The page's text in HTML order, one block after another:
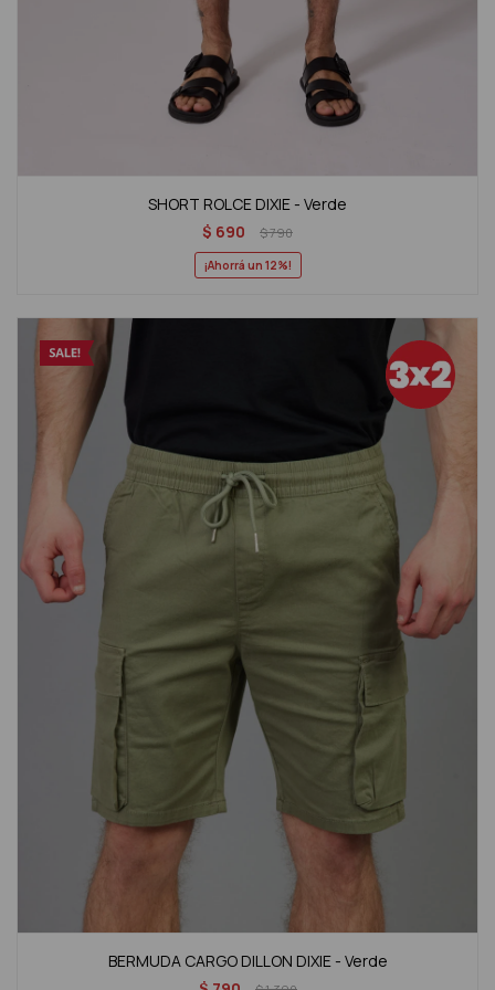
SHORT ROLCE DIXIE - Verde
$ 690 $790
12
BERMUDA CARGO DILLON DIXIE - Verde